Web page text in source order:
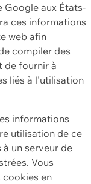
Google aux États-
ces informations
web afin
compiler des
de fournir à
liés à l'utilisation
informations
utilisation de ce
un serveur de
Vous
cookies en